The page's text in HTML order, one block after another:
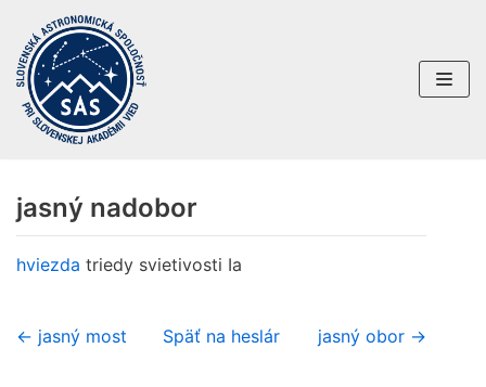
Preskočiť
na
obsah
jasný nadobor
hviezda triedy svietivosti Ia
← jasný most Späť na heslár jasný obor →